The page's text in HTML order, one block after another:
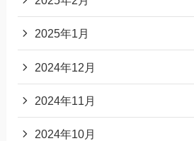
2025年1月
2024年12月
2024年11月
2024年10月